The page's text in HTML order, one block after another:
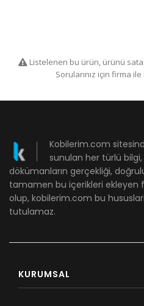
Listelenen bu ürün, ürünü
Sorularınız için firma
Kobilerim.com
sunulan her türlü
dökümanların gerçekliği,
tamamen bu içerikleri ekleyen
olup, kobilerim.com bu
tutulamaz.
KURUMSAL